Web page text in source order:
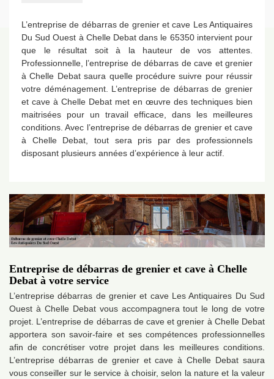
L’entreprise de débarras de grenier et cave Les Antiquaires
Du Sud Ouest à Chelle Debat dans le 65350 intervient pour
que le résultat soit à la hauteur de vos attentes.
Professionnelle, l’entreprise de débarras de cave et grenier
à Chelle Debat saura quelle procédure suivre pour réussir
votre déménagement. L’entreprise de débarras de grenier
et cave à Chelle Debat met en œuvre des techniques bien
maitrisées pour un travail efficace, dans les meilleures
conditions. Avec l’entreprise de débarras de grenier et cave
à Chelle Debat, tout sera pris par des professionnels
disposant plusieurs années d’expérience à leur actif.
Entreprise de débarras de grenier et cave à Chelle
Debat à votre service
L’entreprise débarras de grenier et cave Les Antiquaires Du Sud
Ouest à Chelle Debat vous accompagnera tout le long de votre
projet. L’entreprise de débarras de cave et grenier à Chelle Debat
apportera son savoir-faire et ses compétences professionnelles
afin de concrétiser votre projet dans les meilleures conditions.
L’entreprise débarras de grenier et cave à Chelle Debat saura
vous conseiller sur le service à choisir, selon la nature et la valeur